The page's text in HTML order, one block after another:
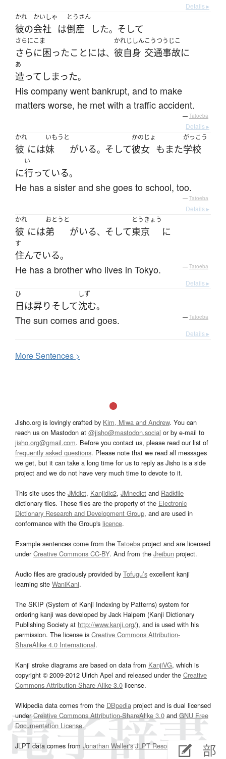
Details ▸
かれ
彼の
かいしゃ
会社 は
とうさん
倒産 した。 そして
さらにこま
さらに困ったことには、
かれじしん
彼自身
こうつうじこ
交通事故に
あ
遭って しまった。
His company went bankrupt, and to make
matters worse, he met with a traffic accident.
— Tatoeba
Details ▸
かれ
彼 には
いもうと
妹 がいる。 そして
かのじょ
彼女 も また
がっこう
学校
に
い
行っている。
He has a sister and she goes to school, too.
— Tatoeba
Details ▸
かれ
彼 には
おとうと
弟 がいる、 そして
とうきょう
東京 に
す
住んでいる。
He has a brother who lives in Tokyo. — Tatoeba
Details ▸
ひ
日 は昇りそして
しず
沈む。
The sun comes and goes. — Tatoeba
Details ▸
MoreSentences >
Jisho.org is lovingly crafted by Kim, Miwa and Andrew. You can
reach us on Mastodon at @jisho@mastodon.social or by e-mail to
jisho.org@gmail.com. Before you contact us, please read our list of
frequently asked questions. Please note that we read all messages
we get, but it can take a long time for us to reply as Jisho is a side
project and we do not have very much time to devote to it.
This site uses the JMdict, Kanjidic2, JMnedict and Radkfile
dictionary files. These files are the property of the Electronic
Dictionary Research and Development Group, and are used in
conformance with the Group's licence.
Example sentences come from the Tatoeba project and are licensed
underCreative Commons CC-BY. And from the Jreibun project.
Audio files are graciously provided by Tofugu’s excellent kanji
learning site WaniKani.
The SKIP (System of Kanji Indexing by Patterns) system for
ordering kanji was developed by Jack Halpern (Kanji Dictionary
Publishing Society at http://www.kanji.org/), and is used with his
permission. The license is Creative Commons Attribution-
ShareAlike 4.0 International.
Kanji stroke diagrams are based on data from KanjiVG, which is
copyright © 2009-2012 Ulrich Apel and released under the Creative
Commons Attribution-Share Alike 3.0 license.
Wikipedia data comes from the DBpedia project and is dual licensed
underCreative Commons Attribution-ShareAlike 3.0and GNU Free
Documentation License.
JLPT data comes from Jonathan Waller‘s JLPT Resourcespage.